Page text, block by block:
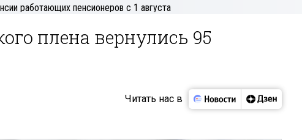
работающих пенсионеров с 1 августа
плена вернулись 95
Читать нас в